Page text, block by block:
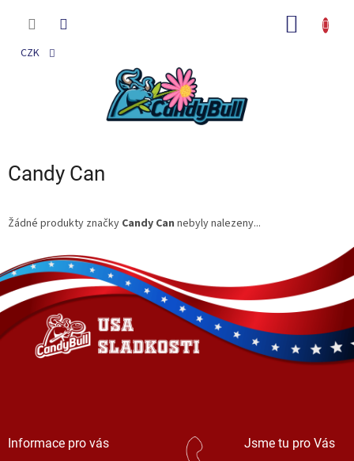
CZK
Candy Can
Žádné produkty značky Candy Can nebyly nalezeny...
á
p
a
í
Informace pro vás Jsme tu pro Vás